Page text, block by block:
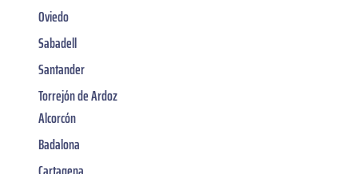
Oviedo
Sabadell
Santander
Torrejón de Ardoz
Alcorcón
Badalona